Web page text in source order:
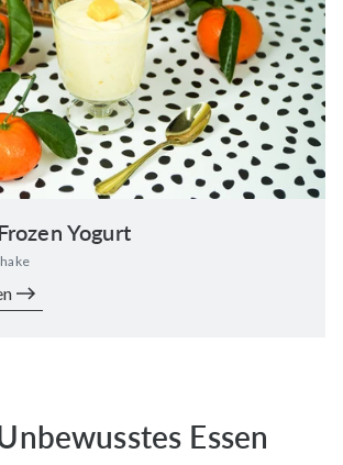
Yogurt
Essen